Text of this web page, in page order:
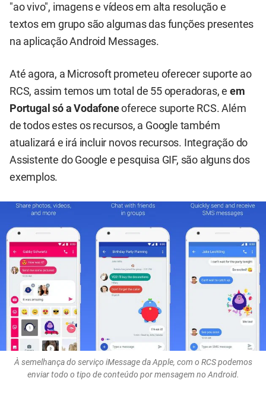
"ao vivo", imagens e vídeos em alta resolução e
textos em grupo são algumas das funções presentes
na aplicação Android Messages.
Até agora, a Microsoft prometeu oferecer suporte ao
RCS, assim temos um total de 55 operadoras, e em
Portugal só aVodafoneoferece suporte RCS. Além
de todos estes os recursos, a Google também
atualizará e irá incluir novos recursos. Integração do
Assistente do Google e pesquisa GIF, são alguns dos
exemplos.
À semelhança do serviço iMessage da Apple, com o RCS podemos
enviar todo o tipo de conteúdo por mensagem no Android.